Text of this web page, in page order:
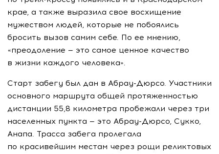
крае, а также выразила свое восхищение
мужеством людей, которые не побоялись
бросить вызов самим себе. По ее мнению,
«преодоление — это самое ценное качество
в жизни каждого человека».
Старт забегу был дан в Абрау-Дюрсо. Участники
основного маршрута общей протяженностью
дистанции 55,8 километра пробежали через три
населенных пункта — это Абрау-Дюрсо, Сукко,
Анапа. Трасса забега пролегала
по красивейшим местам через рощи реликтовых